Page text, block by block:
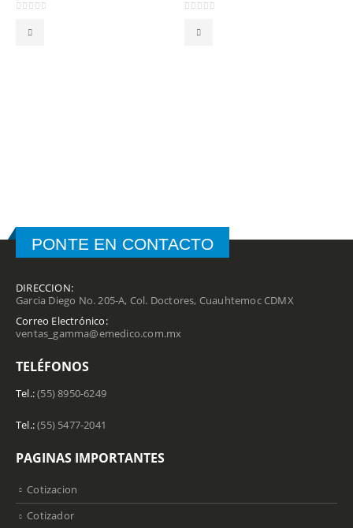
PONTE EN CONTACTO
DIRECCION:
Garcia Diego No. 205-A, Col. Doctores, Cuauhtemoc CDMX
Correo Electrónico:
ventas_gamma@emedico.com.mx
TELÉFONOS
Tel.:(55) 8950-6249
Tel.:(55) 5477-2041
PAGINAS IMPORTANTES
Cotizacion
Cotizador